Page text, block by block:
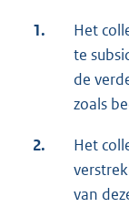
1.
Het
te
de
zoals
2.
Het
van